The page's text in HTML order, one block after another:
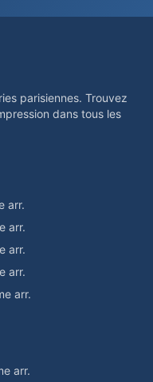
parisiennes. Trouvez
dans tous les
arr.
arr.
arr.
arr.
arr.
arr.